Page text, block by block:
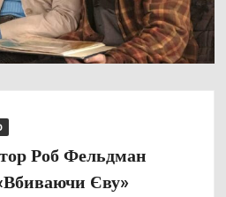
Роб Фельдман
«Вбиваючи Єву»